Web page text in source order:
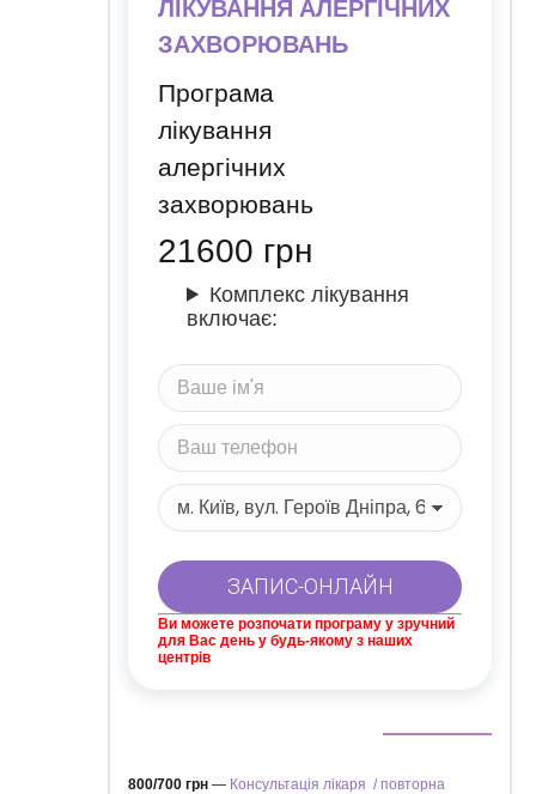
ЛІКУВАННЯ АЛЕРГІЧНИХ
ЗАХВОРЮВАНЬ
Програма
лікування
алергічних
захворювань
21600 грн
Комплекс лікування
включає:
Ви можете розпочати програму у зручний
для Вас день у будь-якому з наших
центрів
800/700 грн — Консультація лікаря / повторна